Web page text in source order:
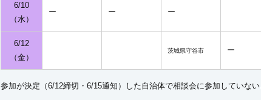
6/10
（水）
ー ー ー
6/12
（金）
茨城県守谷市 ー
参加が決定（6/12締切・6/15通知）した自治体で相談会に参加していな